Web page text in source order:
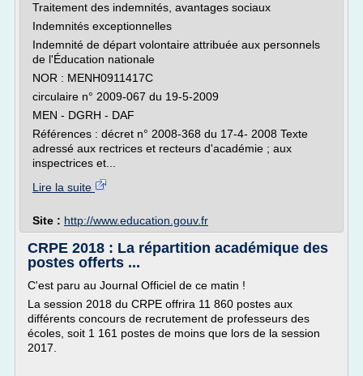
Traitement des indemnités, avantages sociaux
Indemnités exceptionnelles
Indemnité de départ volontaire attribuée aux personnels
de l'Éducation nationale
NOR : MENH0911417C
circulaire n° 2009-067 du 19-5-2009
MEN - DGRH - DAF
Références : décret n° 2008-368 du 17-4- 2008 Texte
adressé aux rectrices et recteurs d'académie ; aux
inspectrices et...
Lire la suite
Site : http://www.education.gouv.fr
CRPE 2018 : La répartition académique des
postes offerts ...
C'est paru au Journal Officiel de ce matin !
La session 2018 du CRPE offrira 11 860 postes aux
différents concours de recrutement de professeurs des
écoles, soit 1 161 postes de moins que lors de la session
2017.